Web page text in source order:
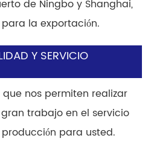
de Ningbo y Shanghai,
la exportación.
Y SERVICIO
que nos permiten realizar
trabajo en el servicio
para usted.